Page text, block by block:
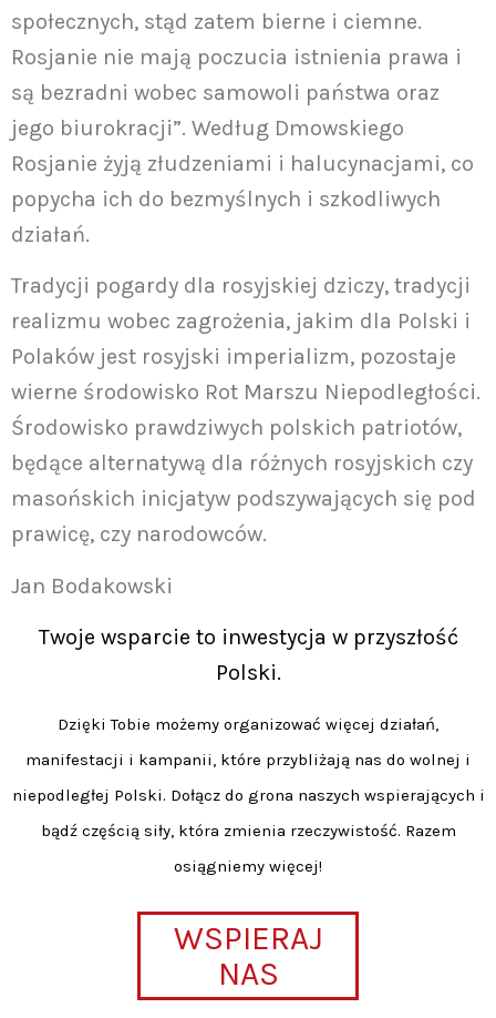
społecznych, stąd zatem bierne i ciemne.
Rosjanie nie mają poczucia istnienia prawa i
są bezradni wobec samowoli państwa oraz
jego biurokracji”. Według Dmowskiego
Rosjanie żyją złudzeniami i halucynacjami, co
popycha ich do bezmyślnych i szkodliwych
działań.
Tradycji pogardy dla rosyjskiej dziczy, tradycji
realizmu wobec zagrożenia, jakim dla Polski i
Polaków jest rosyjski imperializm, pozostaje
wierne środowisko Rot Marszu Niepodległości.
Środowisko prawdziwych polskich patriotów,
będące alternatywą dla różnych rosyjskich czy
masońskich inicjatyw podszywających się pod
prawicę, czy narodowców.
Jan Bodakowski
Twoje wsparcie to inwestycja w przyszłość
Polski.
Dzięki Tobie możemy organizować więcej działań,
manifestacji i kampanii, które przybliżają nas do wolnej i
niepodległej Polski. Dołącz do grona naszych wspierających i
bądź częścią siły, która zmienia rzeczywistość. Razem
osiągniemy więcej!
WSPIERAJ
NAS